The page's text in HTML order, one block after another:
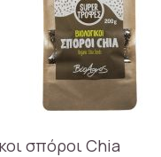
σπόροι Chia